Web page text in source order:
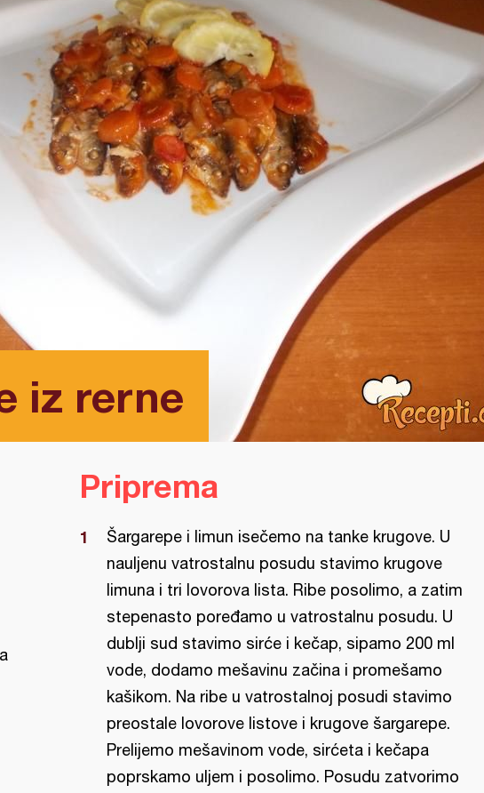
iz rerne
Priprema
Šargarepe i limun isečemo na tanke krugove. U
nauljenu vatrostalnu posudu stavimo krugove
limuna i tri lovorova lista. Ribe posolimo, a zatim
stepenasto poređamo u vatrostalnu posudu. U
dublji sud stavimo sirće i kečap, sipamo 200 ml
vode, dodamo mešavinu začina i promešamo
kašikom. Na ribe u vatrostalnoj posudi stavimo
preostale lovorove listove i krugove šargarepe.
Prelijemo mešavinom vode, sirćeta i kečapa
poprskamo uljem i posolimo. Posudu zatvorimo